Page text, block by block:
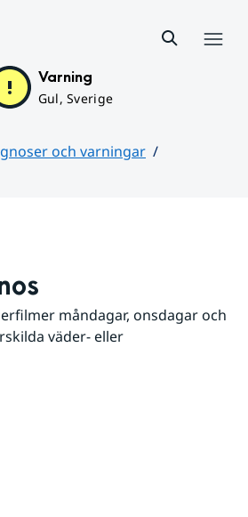
Varning
Gul, Sverige
och varningar
måndagar, onsdagar och
väder- eller